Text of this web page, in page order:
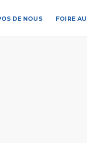
DE NOUS FOIRE